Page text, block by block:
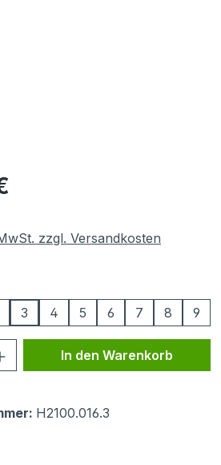
zzgl. Versandkosten
3 4 5 6 7 8 9
Anzahl: Gib den
In den Warenkorb
H2100.016.3